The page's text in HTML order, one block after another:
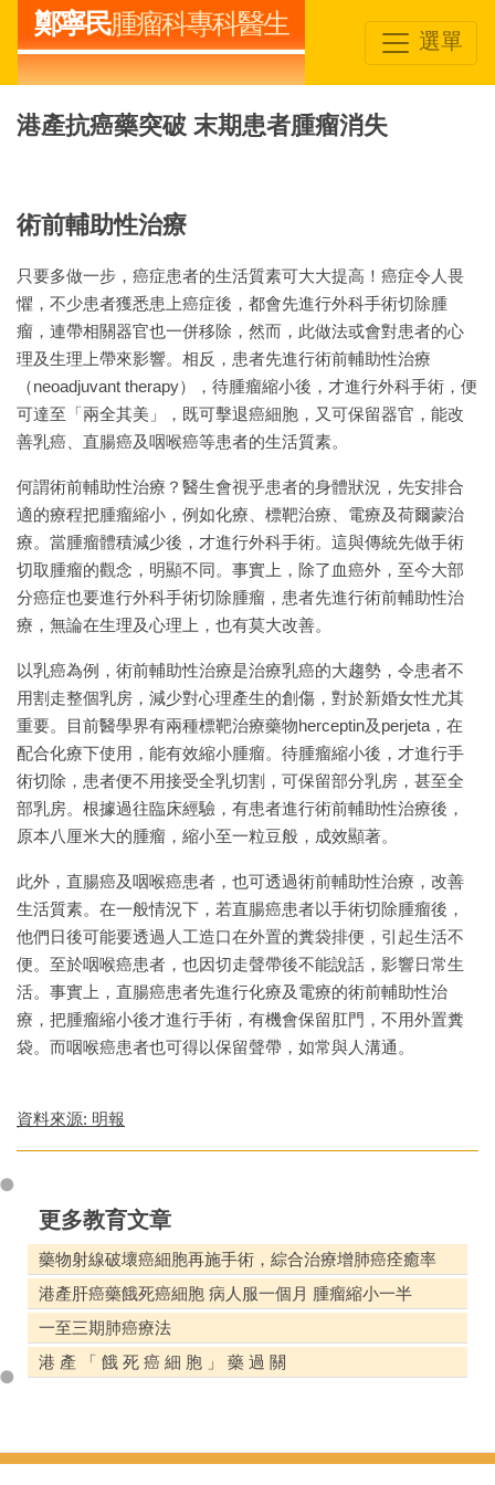
鄭寧民腫瘤科專科醫生 選單
港產抗癌藥突破 末期患者腫瘤消失
術前輔助性治療
只要多做一步，癌症患者的生活質素可大大提高！癌症令人畏
懼，不少患者獲悉患上癌症後，都會先進行外科手術切除腫
瘤，連帶相關器官也一併移除，然而，此做法或會對患者的心
理及生理上帶來影響。相反，患者先進行術前輔助性治療
（neoadjuvant therapy），待腫瘤縮小後，才進行外科手術，便
可達至「兩全其美」，既可擊退癌細胞，又可保留器官，能改
善乳癌、直腸癌及咽喉癌等患者的生活質素。
何謂術前輔助性治療？醫生會視乎患者的身體狀況，先安排合
適的療程把腫瘤縮小，例如化療、標靶治療、電療及荷爾蒙治
療。當腫瘤體積減少後，才進行外科手術。這與傳統先做手術
切取腫瘤的觀念，明顯不同。事實上，除了血癌外，至今大部
分癌症也要進行外科手術切除腫瘤，患者先進行術前輔助性治
療，無論在生理及心理上，也有莫大改善。
以乳癌為例，術前輔助性治療是治療乳癌的大趨勢，令患者不
用割走整個乳房，減少對心理產生的創傷，對於新婚女性尤其
重要。目前醫學界有兩種標靶治療藥物herceptin及perjeta，在
配合化療下使用，能有效縮小腫瘤。待腫瘤縮小後，才進行手
術切除，患者便不用接受全乳切割，可保留部分乳房，甚至全
部乳房。根據過往臨床經驗，有患者進行術前輔助性治療後，
原本八厘米大的腫瘤，縮小至一粒豆般，成效顯著。
此外，直腸癌及咽喉癌患者，也可透過術前輔助性治療，改善
生活質素。在一般情況下，若直腸癌患者以手術切除腫瘤後，
他們日後可能要透過人工造口在外置的糞袋排便，引起生活不
便。至於咽喉癌患者，也因切走聲帶後不能說話，影響日常生
活。事實上，直腸癌患者先進行化療及電療的術前輔助性治
療，把腫瘤縮小後才進行手術，有機會保留肛門，不用外置糞
袋。而咽喉癌患者也可得以保留聲帶，如常與人溝通。
資料來源: 明報
更多教育文章
藥物射線破壞癌細胞再施手術，綜合治療增肺癌痊癒率
港產肝癌藥餓死癌細胞 病人服一個月 腫瘤縮小一半
一至三期肺癌療法
港 產 「 餓 死 癌 細 胞 」 藥 過 關